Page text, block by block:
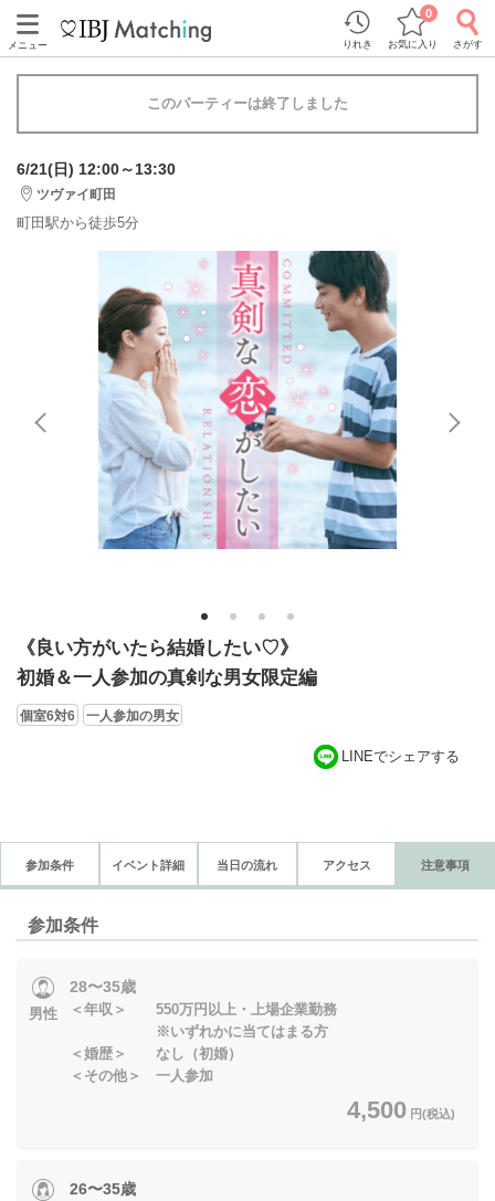
メニュー りれき お気に入り
0
さがす
このパーティーは終了しました
6/21(日) 12:00～13:30
ツヴァイ町田
町田駅から徒歩5分
1 2 3 4
《良い方がいたら結婚したい♡》
初婚＆一人参加の真剣な男女限定編
個室6対6 一人参加の男女
LINEでシェアする
参加条件 イベント詳細 当日の流れ アクセス 注意事項
参加条件
男性
28〜35歳
＜年収＞ 550万円以上・上場企業勤務
※いずれかに当てはまる方
＜婚歴＞ なし（初婚）
＜その他＞ 一人参加
4,500 円(税込)
26〜35歳